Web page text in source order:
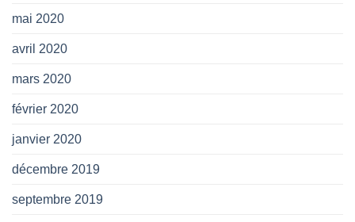
mai 2020
avril 2020
mars 2020
février 2020
janvier 2020
décembre 2019
septembre 2019